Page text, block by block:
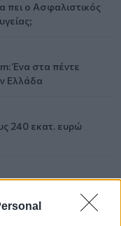
πει ο Ασφαλιστικός
Ένα στα πέντε
Ελλάδα
240 εκατ. ευρώ